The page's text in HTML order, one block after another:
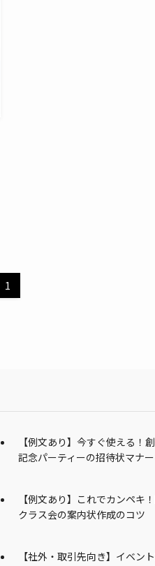
1
【例文あり】今すぐ使える！
記念パーティーの招待状マナ
【例文あり】これでカンペキ
クラス会の案内状作成のコツ
【社外・取引先向き】イベン